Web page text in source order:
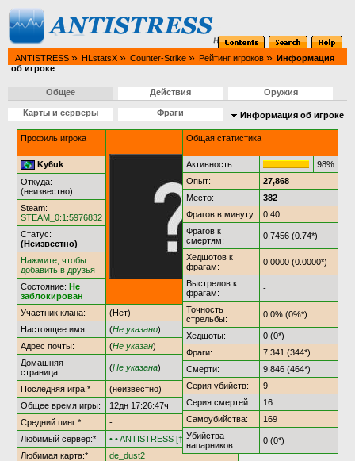
ANTISTRESS » HLstatsX » Counter-Strike » Рейтинг игроков » Информация
об игроке
Общее Действия Оружия
Карты и серверы Фраги Информация об игроке
Профиль игрока
Ky6uk
Откуда:
(неизвестно)
Steam:
STEAM_0:1:5976832
Статус:
(Неизвестно)
Нажмите, чтобы
добавить в друзья
Состояние: Не
заблокирован
Участник клана:
(Нет)
Настоящее имя:
(Не указано)
Адрес почты:
(Не указан)
Домашняя
страница:
(Не указана)
Последняя игра:*
(неизвестно)
Общее время игры:
12дн 17:26:47ч
Средний пинг:*
-
Любимый сервер:*
• • ANTISTRESS [†AS18†] • •
Любимая карта:*
de_dust2
Общая статистика
Активность:
98%
Опыт:
27,868
Место:
382
Фрагов в минуту:
0.40
Фрагов к
смертям:
0.7456 (0.74*)
Хедшотов к
фрагам:
0.0000 (0.0000*)
Выстрелов к
фрагам:
-
Точность
стрельбы:
0.0% (0%*)
Хедшоты:
0 (0*)
Фраги:
7,341 (344*)
Смерти:
9,846 (464*)
Серия убийств:
9
Серия смертей:
16
Самоубийства:
169
Убийства
напарников:
0 (0*)